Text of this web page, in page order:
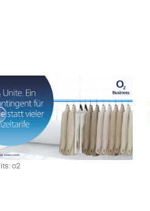
o2